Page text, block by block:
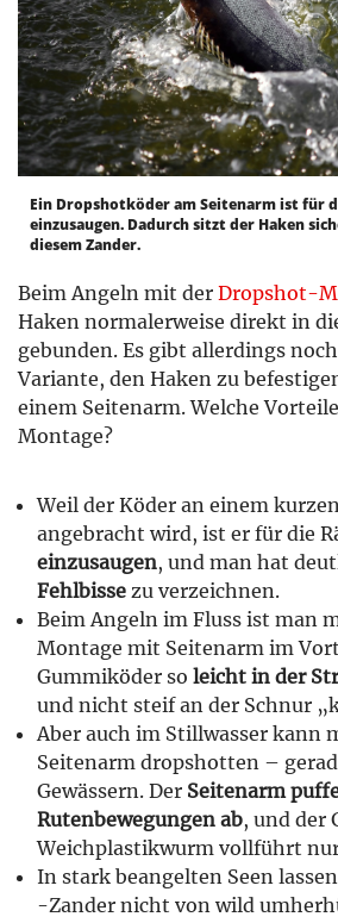
Ein Dropshotköder am Seitenarm ist für
einzusaugen. Dadurch sitzt der Haken
diesem Zander.
Beim Angeln mit der Dropshot-
Haken normalerweise direkt in
gebunden. Es gibt allerdings
Variante, den Haken zu
einem Seitenarm. Welche
Montage?
Weil der Köder an einem
angebracht wird, ist er für die
einzusaugen, und man hat
Fehlbisse zu verzeichnen.
Beim Angeln im Fluss ist man
Montage mit Seitenarm im
Gummiköder so leicht in der
und nicht steif an der Schnur
Aber auch im Stillwasser kann
Seitenarm dropshotten –
Gewässern. Der Seitenarm
Rutenbewegungen ab, und der
Weichplastikwurm vollführt
In stark beangelten Seen
-Zander nicht von wild